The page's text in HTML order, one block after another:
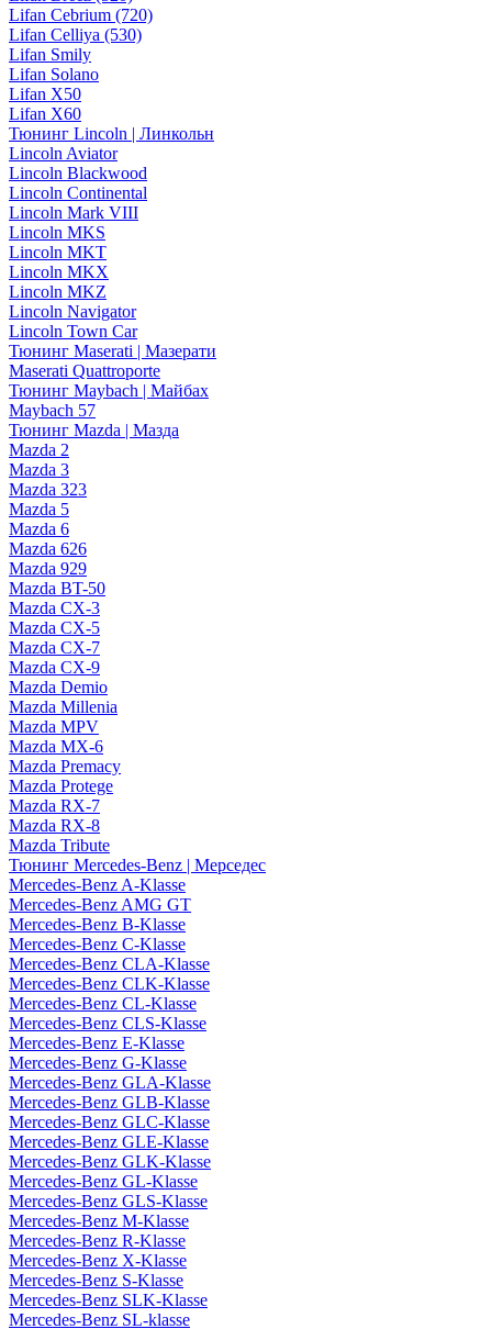
Lifan Cebrium (720)
Lifan Celliya (530)
Lifan Smily
Lifan Solano
Lifan X50
Lifan X60
Тюнинг Lincoln | Линкольн
Lincoln Aviator
Lincoln Blackwood
Lincoln Continental
Lincoln Mark VIII
Lincoln MKS
Lincoln MKT
Lincoln MKX
Lincoln MKZ
Lincoln Navigator
Lincoln Town Car
Тюнинг Maserati | Мазерати
Maserati Quattroporte
Тюнинг Maybach | Майбах
Maybach 57
Тюнинг Mazda | Мазда
Mazda 2
Mazda 3
Mazda 323
Mazda 5
Mazda 6
Mazda 626
Mazda 929
Mazda BT-50
Mazda CX-3
Mazda CX-5
Mazda CX-7
Mazda CX-9
Mazda Demio
Mazda Millenia
Mazda MPV
Mazda MX-6
Mazda Premacy
Mazda Protege
Mazda RX-7
Mazda RX-8
Mazda Tribute
Тюнинг Mercedes-Benz | Мерседес
Mercedes-Benz A-Klasse
Mercedes-Benz AMG GT
Mercedes-Benz B-Klasse
Mercedes-Benz C-Klasse
Mercedes-Benz CLA-Klasse
Mercedes-Benz CLK-Klasse
Mercedes-Benz CL-Klasse
Mercedes-Benz CLS-Klasse
Mercedes-Benz E-Klasse
Mercedes-Benz G-Klasse
Mercedes-Benz GLA-Klasse
Mercedes-Benz GLB-Klasse
Mercedes-Benz GLC-Klasse
Mercedes-Benz GLE-Klasse
Mercedes-Benz GLK-Klasse
Mercedes-Benz GL-Klasse
Mercedes-Benz GLS-Klasse
Mercedes-Benz M-Klasse
Mercedes-Benz R-Klasse
Mercedes-Benz X-Klasse
Mercedes-Benz S-Klasse
Mercedes-Benz SLK-Klasse
Mercedes-Benz SL-klasse